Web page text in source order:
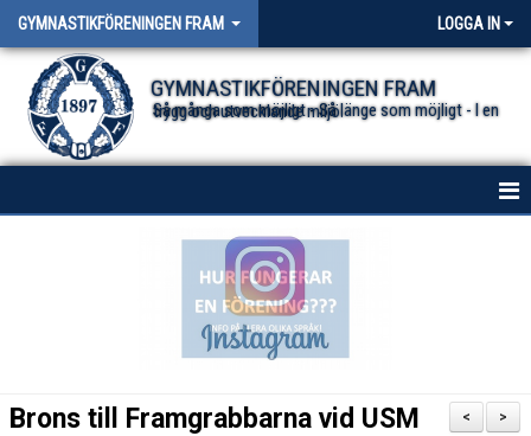
GYMNASTIKFÖRENINGEN FRAM LOGGA IN
GYMNASTIKFÖRENINGEN FRAM
Så många som möjligt - Så länge som möjligt - I en trygg och utvecklande miljö.
NYHETER FÖR ALLA TRUPPER
>
<
Brons till Framgrabbarna vid USM